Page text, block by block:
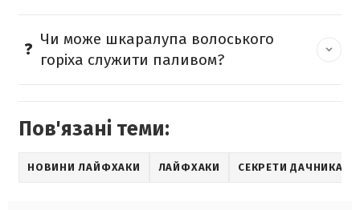
Чи може шкаралупа волоського
горіха служити паливом?
Пов'язані теми:
НОВИНИ ЛАЙФХАКИ ЛАЙФХАКИ СЕКРЕТИ ДАЧНИКА